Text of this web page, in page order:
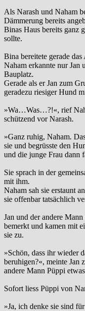
Als Narash und Naham
Dämmerung bereits
Binas Haus bereits ganz
sollte.
Bina bereitete gerade das
Naham erkannte nur Jan
Bauplatz.
Gerade als er Jan zum
geradezu riesiger Hund
»Wa…Was…?!«, rief
schützend vor Narash.
»Ganz ruhig, Naham.
sie und begrüsste den
und die junge Frau dann
Sie sprach in der
mit ihm.
Naham sah sie erstaunt
sie offenbar tatsächlich
Jan und der andere
bemerkt und kamen mit
sie zu.
»Schön, dass ihr wieder
beruhigen?«, meinte Jan
andere Mann Püppi
Sofort liess Püppi von
»Ja, ich denke sie sind